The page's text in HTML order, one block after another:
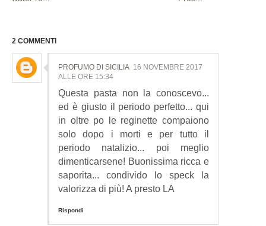
2 COMMENTI
PROFUMO DI SICILIA 16 NOVEMBRE 2017
ALLE ORE 15:34
Questa pasta non la conoscevo...
ed è giusto il periodo perfetto... qui
in oltre po le reginette compaiono
solo dopo i morti e per tutto il
periodo natalizio... poi meglio
dimenticarsene! Buonissima ricca e
saporita... condivido lo speck la
valorizza di più! A presto LA
Rispondi